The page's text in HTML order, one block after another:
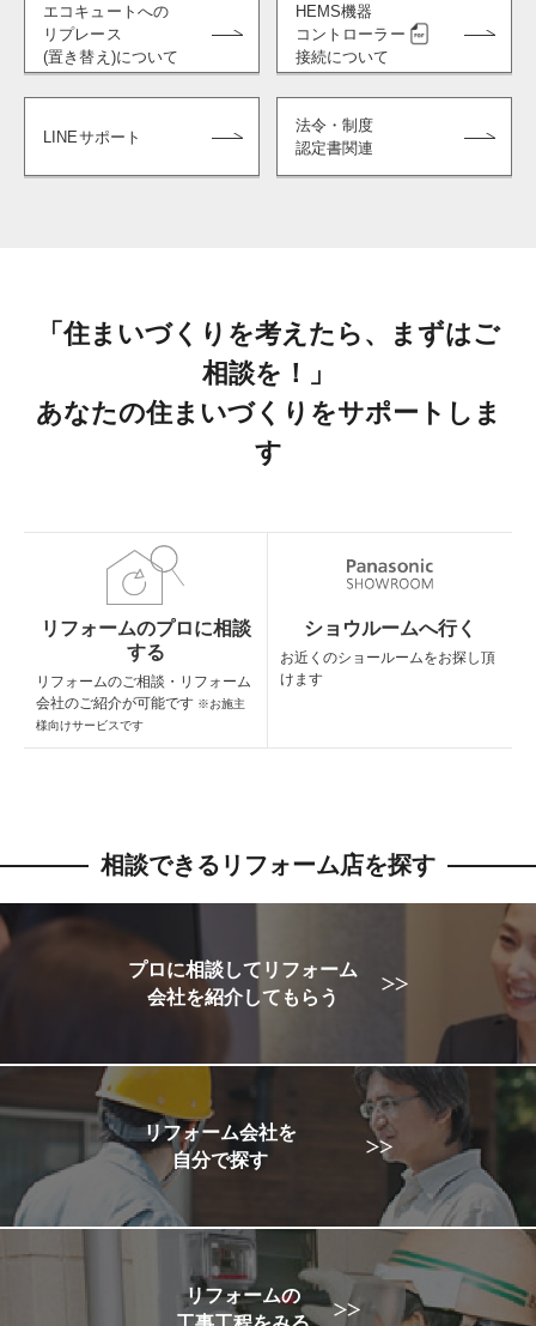
エコキュートへの
リプレース
(置き替え)について
HEMS機器
コントローラー
接続について
LINEサポート
法令・制度
認定書関連
「住まいづくりを考えたら、まずはご
相談を！」
あなたの住まいづくりをサポートしま
す
リフォームのプロに相談
する
リフォームのご相談・ リフォーム
会社のご紹介が可能です ※お施主
様向けサービスです
ショウルームへ行く
お近くのショールームをお探し頂
けます
相談できるリフォーム店を探す
プロに相談してリフォーム
会社を紹介してもらう
リフォーム会社を
自分で探す
リフォームの